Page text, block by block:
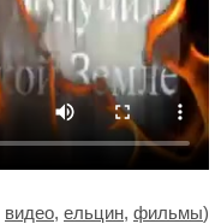
видео, ельцин, фильмы)